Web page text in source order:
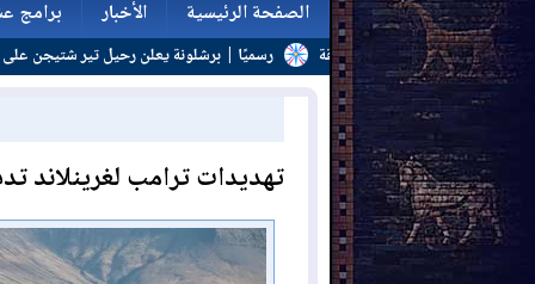
الصفحة الرئيسية
الصفحة الرئيسية
الأخبار
الأخبار
برامج
برامج
تحديات الطاقة رسميًا | برشلونة يعلن رحيل تير شتيجن على سبيل الإعارة حتى
تهديدات ترامب لغرينلاند